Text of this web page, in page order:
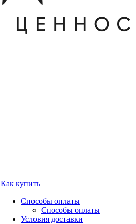
Как купить
Способы оплаты
Способы оплаты
Условия доставки